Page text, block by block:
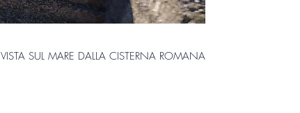
VISTA SUL MARE DALLA CISTERNA ROMANA